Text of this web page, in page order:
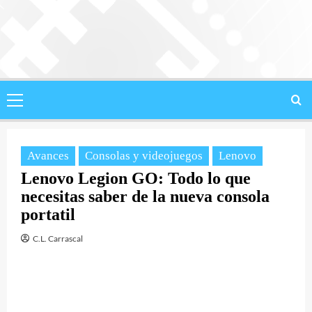
principal
Avances Consolas y videojuegos Lenovo
Lenovo Legion GO: Todo lo que
necesitas saber de la nueva consola
portatil
C.L. Carrascal